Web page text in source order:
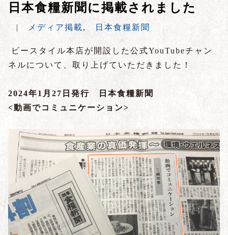
日本食糧新聞に掲載されました
| メディア掲載, 日本食糧新聞
ビースタイル本店が開設した公式YouTubeチャン
ネルについて、取り上げていただきました！
2024年1月27日発行 日本食糧新聞
<動画でコミュニケーション>